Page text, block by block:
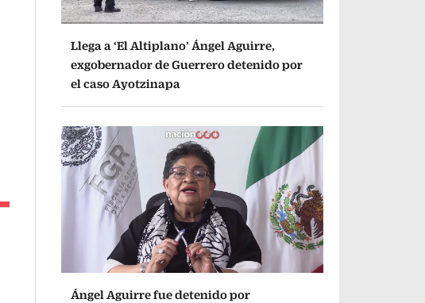
Llega a ‘El Altiplano’ Ángel Aguirre,
exgobernador de Guerrero detenido por
el caso Ayotzinapa
Ángel Aguirre fue detenido por